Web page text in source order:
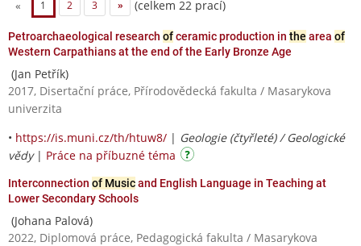
« 1 2 3 » (celkem 22 prací)
Petroarchaeological research ofceramic production in the area of
Western Carpathians at the end of the Early Bronze Age
(Jan Petřík)
2017, Disertační práce, Přírodovědecká fakulta / Masarykova
univerzita
• https://is.muni.cz/th/htuw8/ | Geologie (čtyřleté) / Geologické
vědy| Práce na příbuzné téma
Interconnection of Musicand English Language in Teaching at
Lower Secondary Schools
(Johana Palová)
2022, Diplomová práce, Pedagogická fakulta / Masarykova